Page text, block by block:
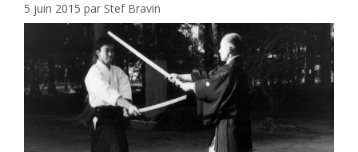
5 juin 2015 par Stef Bravin